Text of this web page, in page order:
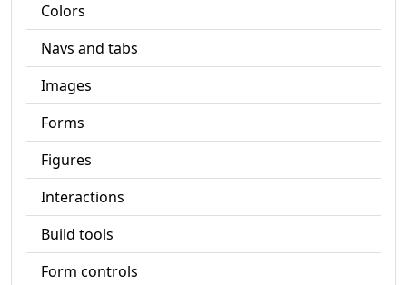
Colors
Navs and tabs
Images
Forms
Figures
Interactions
Build tools
Form controls